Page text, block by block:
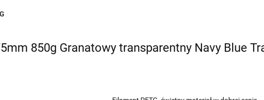
850g Granatowy transparentny Navy Blue